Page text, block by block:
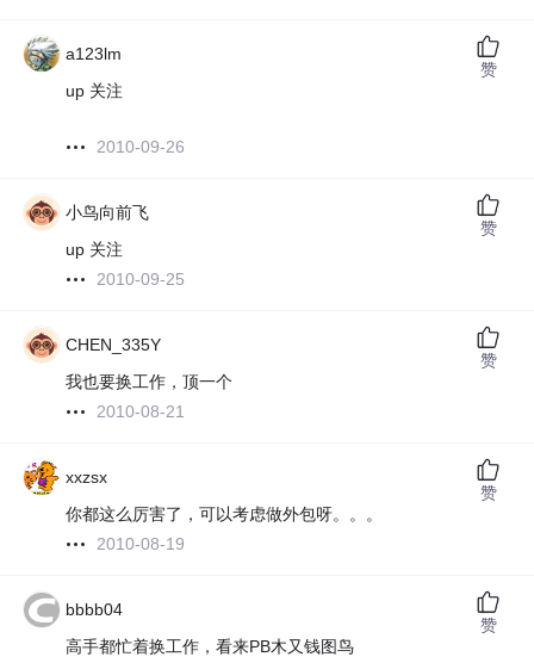
a123lm
up 关注
2010-09-26
赞
小鸟向前飞
up 关注
2010-09-25
赞
CHEN_335Y
我也要换工作，顶一个
2010-08-21
赞
xxzsx
你都这么厉害了，可以考虑做外包呀。。。
2010-08-19
赞
bbbb04
高手都忙着换工作，看来PB木又钱图鸟
赞